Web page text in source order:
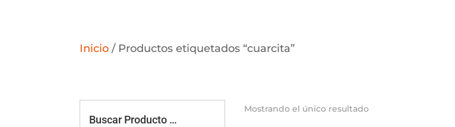
Inicio / Productos etiquetados “cuarcita”
Buscar Producto …
Mostrando el único resultado